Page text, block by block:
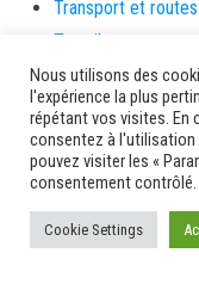
Transport et routes
Travail
Travaux
Travaux THD
travaux utiles
TSUNAMI
TZCLD
uncategorized
Nous utilisons des
l'expérience la plus
répétant vos visites. En
consentez à l'utilisation
pouvez visiter les «
consentement contrôlé.
Cookie Settings